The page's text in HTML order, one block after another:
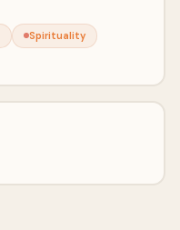
Spirituality